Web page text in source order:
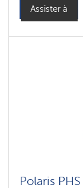
Assister à
Polaris